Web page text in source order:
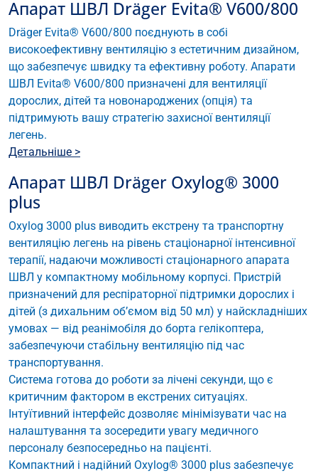
Апарат ШВЛ Dräger Evita® V600/800
Dräger Evita® V600/800 поєднують в собі
високоефективну вентиляцію з естетичним дизайном,
що забезпечує швидку та ефективну роботу. Апарати
ШВЛ Evita® V600/800 призначені для вентиляції
дорослих, дітей та новонароджених (опція) та
підтримують вашу стратегію захисної вентиляції
легень.
Детальніше >
Апарат ШВЛ Dräger Oxylog® 3000
plus
Oxylog 3000 plus виводить екстрену та транспортну
вентиляцію легень на рівень стаціонарної інтенсивної
терапії, надаючи можливості стаціонарного апарата
ШВЛ у компактному мобільному корпусі. Пристрій
призначений для респіраторної підтримки дорослих і
дітей (з дихальним об’ємом від 50 мл) у найскладніших
умовах — від реанімобіля до борта гелікоптера,
забезпечуючи стабільну вентиляцію під час
транспортування.
Система готова до роботи за лічені секунди, що є
критичним фактором в екстрених ситуаціях.
Інтуїтивний інтерфейс дозволяє мінімізувати час на
налаштування та зосередити увагу медичного
персоналу безпосередньо на пацієнті.
Компактний і надійний Oxylog® 3000 plus забезпечує